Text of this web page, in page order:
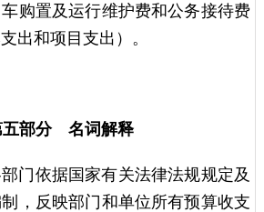
车购置及运行维护费和公务接待费
出和项目支出）。
五部分 名词解释
门依据国家有关法律法规规定及
，反映部门和单位所有预算收支